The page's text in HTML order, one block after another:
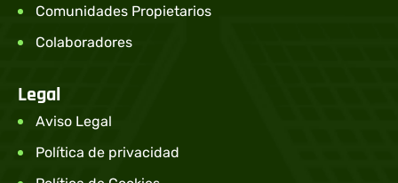
Comunidades Propietarios
Colaboradores
Legal
Aviso Legal
Política de privacidad